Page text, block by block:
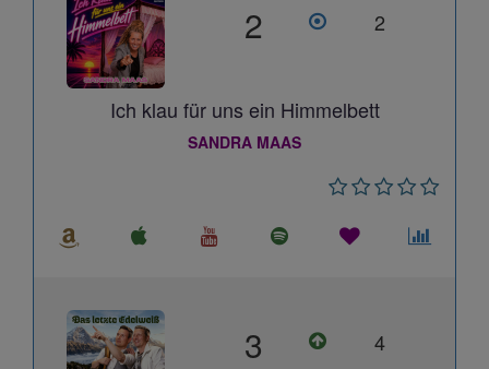
2 2
Ich klau für uns ein Himmelbett
SANDRA MAAS
3 4